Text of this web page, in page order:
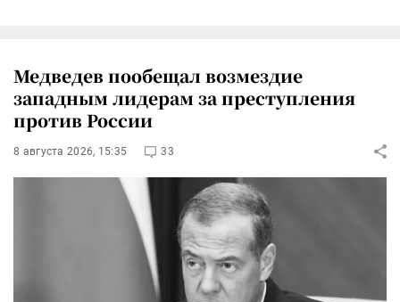
Медведев пообещал возмездие
западным лидерам за преступления
против России
8 августа 2026, 15:35 33